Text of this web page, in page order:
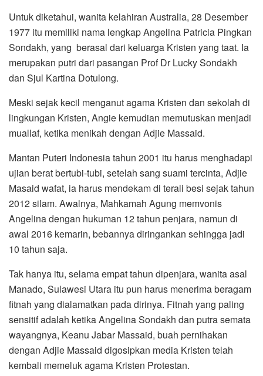
Untuk diketahui, wanita kelahiran Australia, 28 Desember
1977 itu memiliki nama lengkap Angelina Patricia Pingkan
Sondakh, yang berasal dari keluarga Kristen yang taat. Ia
merupakan putri dari pasangan Prof Dr Lucky Sondakh
dan Sjul Kartina Dotulong.
Meski sejak kecil menganut agama Kristen dan sekolah di
lingkungan Kristen, Angie kemudian memutuskan menjadi
muallaf, ketika menikah dengan Adjie Massaid.
Mantan Puteri Indonesia tahun 2001 itu harus menghadapi
ujian berat bertubi-tubi, setelah sang suami tercinta, Adjie
Masaid wafat, ia harus mendekam di terali besi sejak tahun
2012 silam. Awalnya, Mahkamah Agung memvonis
Angelina dengan hukuman 12 tahun penjara, namun di
awal 2016 kemarin, bebannya diringankan sehingga jadi
10 tahun saja.
Tak hanya itu, selama empat tahun dipenjara, wanita asal
Manado, Sulawesi Utara itu pun harus menerima beragam
fitnah yang dialamatkan pada dirinya. Fitnah yang paling
sensitif adalah ketika Angelina Sondakh dan putra semata
wayangnya, Keanu Jabar Massaid, buah pernihakan
dengan Adjie Massaid digosipkan media Kristen telah
kembali memeluk agama Kristen Protestan.